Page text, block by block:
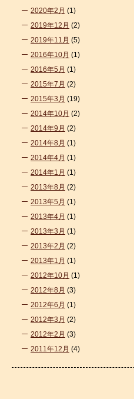
2020年2月 (1)
2019年12月 (2)
2019年11月 (5)
2016年10月 (1)
2016年5月 (1)
2015年7月 (2)
2015年3月 (19)
2014年10月 (2)
2014年9月 (2)
2014年8月 (1)
2014年4月 (1)
2014年1月 (1)
2013年8月 (2)
2013年5月 (1)
2013年4月 (1)
2013年3月 (1)
2013年2月 (2)
2013年1月 (1)
2012年10月 (1)
2012年8月 (3)
2012年6月 (1)
2012年3月 (2)
2012年2月 (3)
2011年12月 (4)